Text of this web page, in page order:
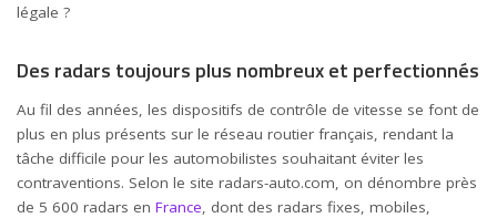
légale ?
Des radars toujours plus nombreux et perfectionnés
Au fil des années, les dispositifs de contrôle de vitesse se font de
plus en plus présents sur le réseau routier français, rendant la
tâche difficile pour les automobilistes souhaitant éviter les
contraventions. Selon le site radars-auto.com, on dénombre près
de 5 600 radars en France , dont des radars fixes, mobiles,